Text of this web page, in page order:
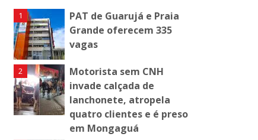
PAT de Guarujá e Praia
Grande oferecem 335
vagas
Motorista sem CNH
invade calçada de
lanchonete, atropela
quatro clientes e é preso
em Mongaguá